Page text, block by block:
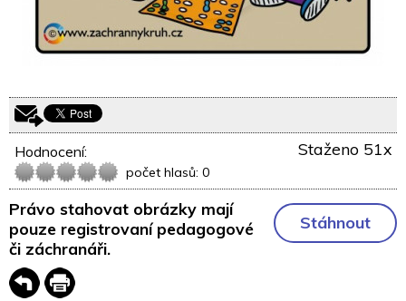
Staženo 51x
Hodnocení:
počet hlasů: 0
Stáhnout
Právo stahovat obrázky mají
pouze registrovaní pedagogové
či záchranáři.